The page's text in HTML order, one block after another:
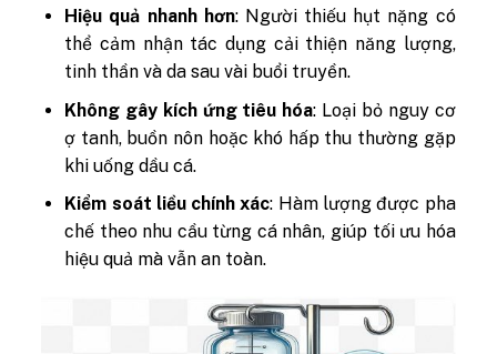
Hiệu quả nhanh hơn: Người thiếu hụt nặng có
thể cảm nhận tác dụng cải thiện năng lượng,
tinh thần và da sau vài buổi truyền.
Không gây kích ứng tiêu hóa: Loại bỏ nguy cơ
ợ tanh, buồn nôn hoặc khó hấp thu thường gặp
khi uống dầu cá.
Kiểm soát liều chính xác: Hàm lượng được pha
chế theo nhu cầu từng cá nhân, giúp tối ưu hóa
hiệu quả mà vẫn an toàn.